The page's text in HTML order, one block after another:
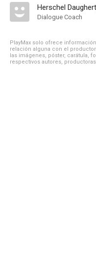
Herschel
Dialogue Coach
PlayMax solo ofrece
relación alguna con el
las imágenes, póster, carátula,
respectivos autores,